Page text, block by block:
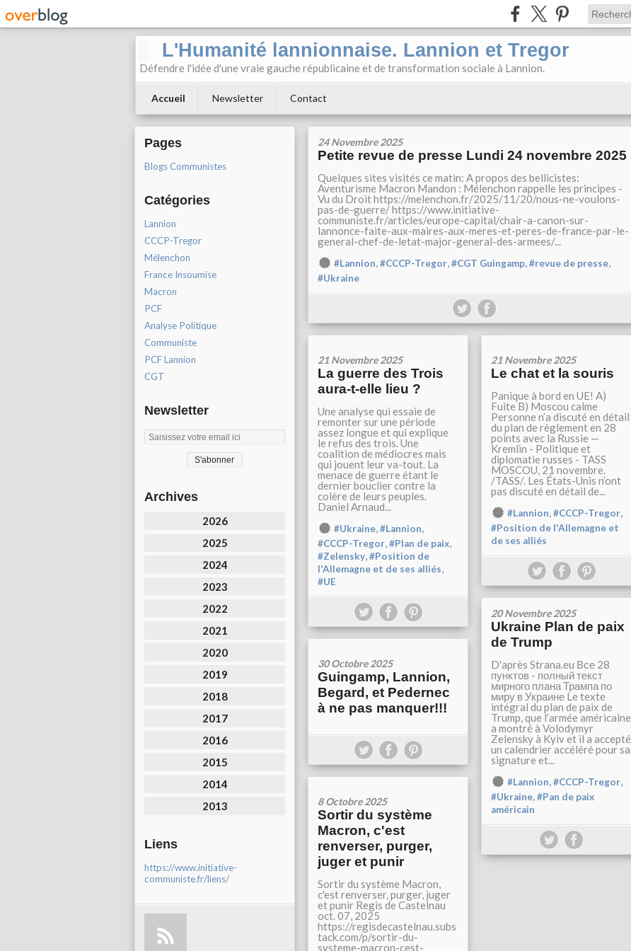
L'Humanité lannionnaise. Lannion et Tregor
Défendre l'idée d'une vraie gauche républicaine et de transformation sociale à Lannion.
Accueil Newsletter Contact
Pages
Blogs Communistes
Catégories
Lannion
CCCP-Tregor
Mélenchon
France Insoumise
Macron
PCF
Analyse Politique
Communiste
PCF Lannion
CGT
Newsletter
Archives
2026
2025
2024
2023
2022
2021
2020
2019
2018
2017
2016
2015
2014
2013
Liens
https://www.initiative-
communiste.fr/liens/
24 Novembre 2025
Petite revue de presse Lundi 24 novembre 2025
Quelques sites visités ce matin: A propos des bellicistes:
Aventurisme Macron Mandon : Mélenchon rappelle les principes -
Vu du Droit https://melenchon.fr/2025/11/20/nous-ne-voulons-
pas-de-guerre/ https://www.initiative-
communiste.fr/articles/europe-capital/chair-a-canon-sur-
lannonce-faite-aux-maires-aux-meres-et-peres-de-france-par-le-
general-chef-de-letat-major-general-des-armees/...
#Lannion,#CCCP-Tregor,#CGT Guingamp,#revue de presse,
#Ukraine
21 Novembre 2025
La guerre des Trois
aura-t-elle lieu ?
Une analyse qui essaie de
remonter sur une période
assez longue et qui explique
le refus des trois. Une
coalition de médiocres mais
qui jouent leur va-tout. La
menace de guerre étant le
dernier bouclier contre la
colère de leurs peuples.
Daniel Arnaud...
#Ukraine,#Lannion,
#CCCP-Tregor,#Plan de paix,
#Zelensky,#Position de
l'Allemagne et de ses alliés,
#UE
21 Novembre 2025
Le chat et la souris
Panique à bord en UE! A)
Fuite B) Moscou calme
Personne n’a discuté en détail
du plan de règlement en 28
points avec la Russie —
Kremlin - Politique et
diplomatie russes - TASS
MOSCOU, 21 novembre.
/TASS/. Les États-Unis n’ont
pas discuté en détail de...
#Lannion,#CCCP-Tregor,
#Position de l'Allemagne et
de ses alliés
20 Novembre 2025
Ukraine Plan de paix
de Trump
D'après Strana.eu Все 28
пунктов - полный текст
мирного плана Трампа по
миру в Украине Le texte
intégral du plan de paix de
Trump, que l’armée américaine
a montré à Volodymyr
Zelensky à Kyiv et il a accepté
un calendrier accéléré pour sa
signature et...
#Lannion,#CCCP-Tregor,
#Ukraine,#Pan de paix
américain
30 Octobre 2025
Guingamp, Lannion,
Begard, et Pedernec
à ne pas manquer!!!
8 Octobre 2025
Sortir du système
Macron, c'est
renverser, purger,
juger et punir
Sortir du système Macron,
c'est renverser, purger, juger
et punir Regis de Castelnau
oct. 07, 2025
https://regisdecastelnau.subs
tack.com/p/sortir-du-
systeme-macron-cest-